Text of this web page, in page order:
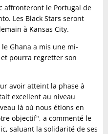
affronteront le Portugal de
Les Black Stars seront
à Kansas City.
Ghana a mis une mi-
pourra regretter son
avoir atteint la phase à
excellent au niveau
là où nous étions en
objectif", a commenté le
saluant la solidarité de ses